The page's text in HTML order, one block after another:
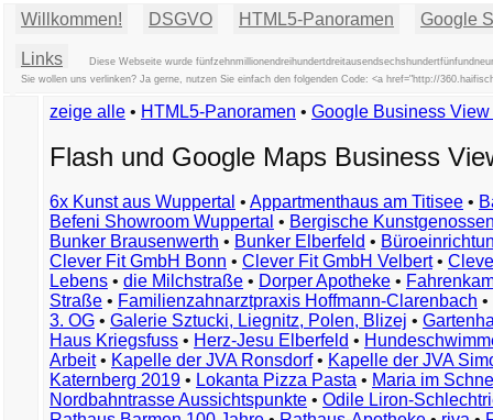
Willkommen! DSGVO HTML5-Panoramen Google
Links
Diese Webseite wurde
Sie wollen uns verlinken? Ja gerne, nutzen Sie einfach den folgenden Code: <a href="http://
zeige alle • HTML5-Panoramen • Google Business
Flash und Google Maps Business
6x Kunst aus Wuppertal • Appartmenthaus am Titisee •
Befeni Showroom Wuppertal • Bergische
Bunker Brausenwerth • Bunker Elberfeld •
Clever Fit GmbH Bonn • Clever Fit GmbH Velbert•
Lebens • die Milchstraße • Dorper Apotheke •
Straße • Familienzahnarztpraxis Hoffmann-Clarenbach •
3. OG • Galerie Sztucki, Liegnitz, Polen, Blizej •
Haus Kriegsfuss • Herz-Jesu Elberfeld •
Arbeit• Kapelle der JVA Ronsdorf• Kapelle der JVA
Katernberg 2019 • Lokanta Pizza Pasta • Maria im
Nordbahntrasse Aussichtspunkte • Odile Liron-